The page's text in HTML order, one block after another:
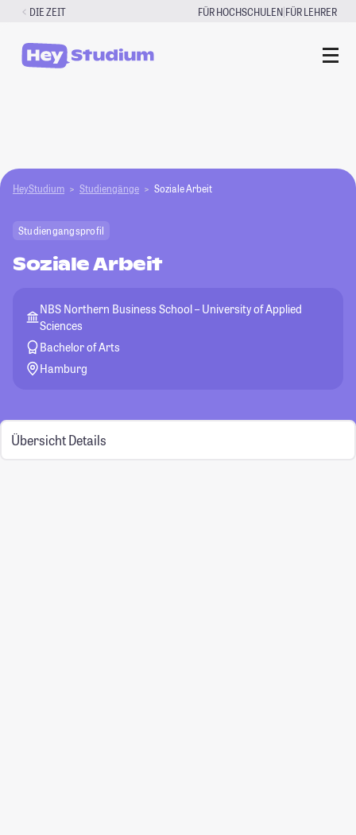
Zum
springen
DIE ZEIT FÜR HOCHSCHULEN|FÜR LEHRER
HeyStudium Studiengänge Soziale Arbeit
Studiengangsprofil
Soziale Arbeit
NBS Northern Business School – University of Applied
Sciences
Bachelor of Arts
Hamburg
Übersicht Details